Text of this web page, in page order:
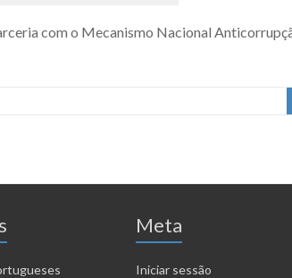
com o Mecanismo Nacional
Meta
Iniciar sessão